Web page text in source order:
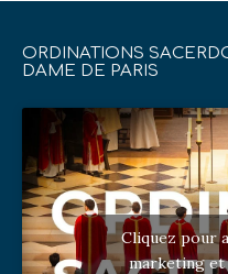
ORDINATIONS
DAME DE PARIS
Cliquez pour
marketing et